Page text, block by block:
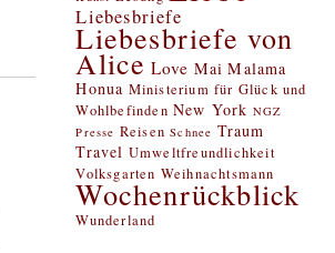
Liebesbriefe
Liebesbriefe von
Alice Love Mai Malama
Honua Ministerium für Glück und
Wohlbefinden New York NGZ
Presse Reisen Schnee Traum
Travel Umweltfreundlichkeit
Volksgarten Weihnachtsmann
Wochenrückblick
Wunderland